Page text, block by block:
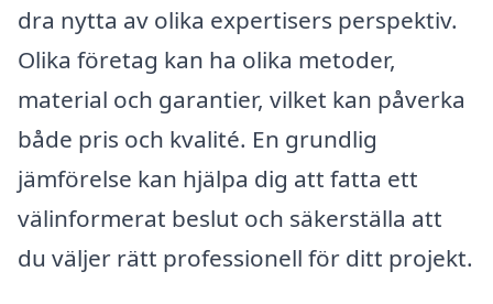
dra nytta av olika expertisers perspektiv.
Olika företag kan ha olika metoder,
material och garantier, vilket kan påverka
både pris och kvalité. En grundlig
jämförelse kan hjälpa dig att fatta ett
välinformerat beslut och säkerställa att
du väljer rätt professionell för ditt projekt.